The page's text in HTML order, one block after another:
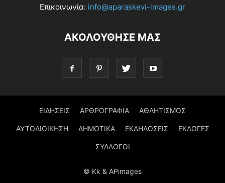
Επικοινωνία: info@aparaskevi-images.gr
ΑΚΟΛΟΥΘΗΣΕ ΜΑΣ
ΕΙΔΗΣΕΙΣ ΑΡΘΡΟΓΡΑΦΙΑ ΑΘΛΗΤΙΣΜΟΣ
ΑΥΤΟΔΙΟΙΚΗΣΗ ΔΗΜΟΤΙΚΑ ΕΚΔΗΛΩΣΕΙΣ ΕΚΛΟΓΕΣ
ΣΥΛΛΟΓΟΙ
© Kk & APimages